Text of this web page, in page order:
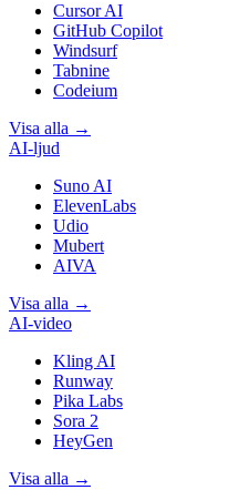
Cursor AI
GitHub Copilot
Windsurf
Tabnine
Codeium
Visa alla →
AI-ljud
Suno AI
ElevenLabs
Udio
Mubert
AIVA
Visa alla →
AI-video
Kling AI
Runway
Pika Labs
Sora 2
HeyGen
Visa alla →